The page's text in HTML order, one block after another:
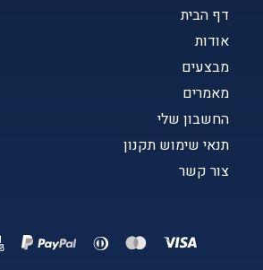
דף הבית
אודות
מבצעים
מאמרים
החשבון שלי
תנאי שימוש תקנון
צור קשר